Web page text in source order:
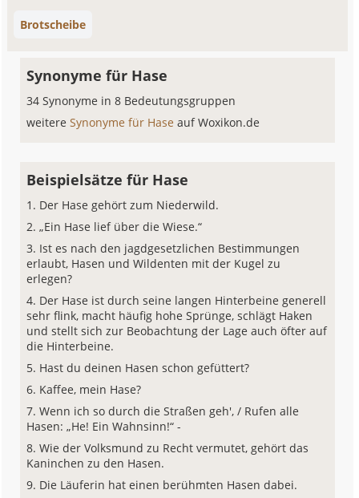
Brotscheibe
Synonyme für Hase
34 Synonyme in 8 Bedeutungsgruppen
weitereSynonyme für Haseauf Woxikon.de
Beispielsätze für Hase
Der Hase gehört zum Niederwild.
„Ein Hase lief über die Wiese.“
Ist es nach den jagdgesetzlichen Bestimmungen
erlaubt, Hasen und Wildenten mit der Kugel zu
erlegen?
Der Hase ist durch seine langen Hinterbeine generell
sehr flink, macht häufig hohe Sprünge, schlägt Haken
und stellt sich zur Beobachtung der Lage auch öfter auf
die Hinterbeine.
Hast du deinen Hasen schon gefüttert?
Kaffee, mein Hase?
Wenn ich so durch die Straßen geh', / Rufen alle
Hasen: „He! Ein Wahnsinn!“ -
Wie der Volksmund zu Recht vermutet, gehört das
Kaninchen zu den Hasen.
Die Läuferin hat einen berühmten Hasen dabei.